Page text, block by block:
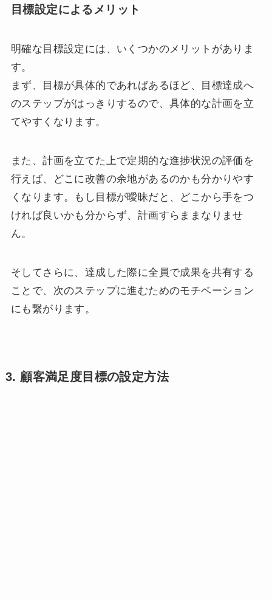
目標設定によるメリット
明確な目標設定には、いくつかのメリットがありま
す。
まず、目標が具体的であればあるほど、目標達成へ
のステップがはっきりするので、具体的な計画を立
てやすくなります。
また、計画を立てた上で定期的な進捗状況の評価を
行えば、どこに改善の余地があるのかも分かりやす
くなります。もし目標が曖昧だと、どこから手をつ
ければ良いかも分からず、計画すらままなりませ
ん。
そしてさらに、達成した際に全員で成果を共有する
ことで、次のステップに進むためのモチベーション
にも繋がります。
3. 顧客満足度目標の設定方法